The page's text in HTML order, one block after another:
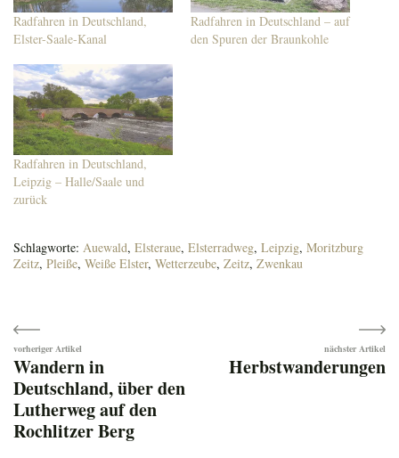
Radfahren in Deutschland,
Elster-Saale-Kanal
Radfahren in Deutschland – auf
den Spuren der Braunkohle
Radfahren in Deutschland,
Leipzig – Halle/Saale und
zurück
Schlagworte: Auewald, Elsteraue, Elsterradweg, Leipzig, Moritzburg
Zeitz, Pleiße, Weiße Elster, Wetterzeube, Zeitz, Zwenkau
Beitragsnavigation
Wandern in
Deutschland, über den
Lutherweg auf den
Rochlitzer Berg
Herbstwanderungen